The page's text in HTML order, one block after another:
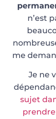
n’est
me
Je ne
sujet